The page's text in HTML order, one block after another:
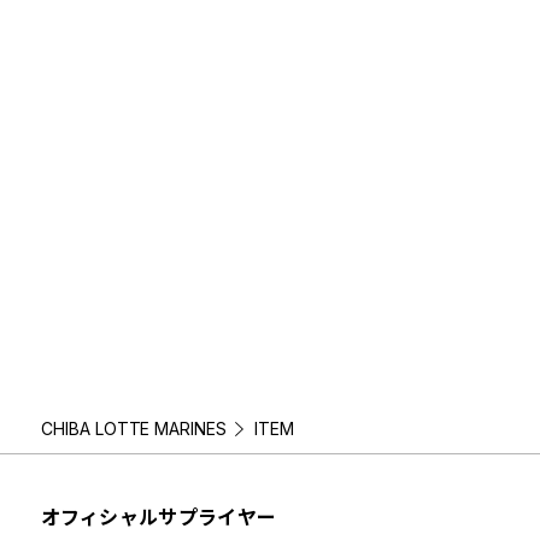
CHIBA LOTTE MARINES ITEM
オフィシャルサプライヤー